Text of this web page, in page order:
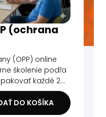
(ochrana
(OPP) online
školenie podľa
každé 2...
DO KOŠÍKA